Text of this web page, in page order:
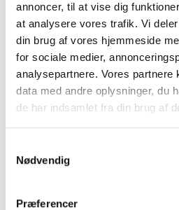
annoncer, til at vise dig
at analysere vores trafik. Vi
din brug af vores hjemmeside
for sociale medier,
analysepartnere. Vores partnere
data med andre oplysninger, du
de har indsamlet fra din brug af
Nødvendig
Præferencer
Foodexpo
Produktet er medbragt
Dette produkt kan opleves på